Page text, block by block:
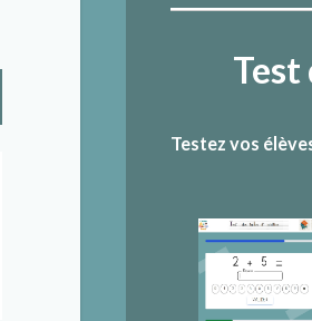
Test
Testez vos